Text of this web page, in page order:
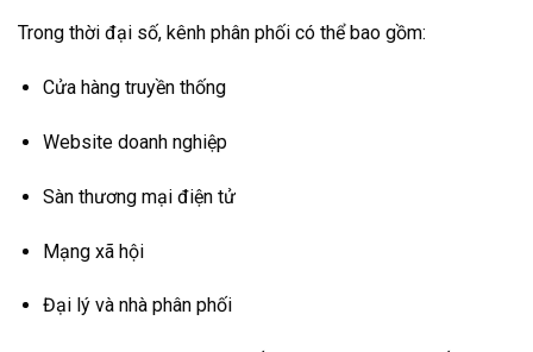
Trong thời đại số, kênh phân phối có thể bao gồm:
Cửa hàng truyền thống
Website doanh nghiệp
Sàn thương mại điện tử
Mạng xã hội
Đại lý và nhà phân phối